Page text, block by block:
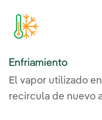
Enfriamiento
El vapor utilizado
recircula de nuevo